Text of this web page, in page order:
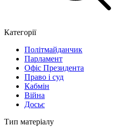
Категорії
Політмайданчик
Парламент
Офіс Президента
Право і суд
Кабмін
Війна
Досьє
Тип матеріалу